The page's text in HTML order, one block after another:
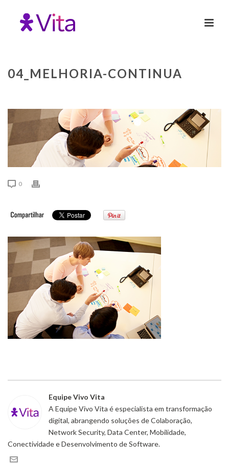
04_MELHORIA-CONTINUA
0
Equipe Vivo Vita
A Equipe Vivo Vita é especialista em transformação
digital, abrangendo soluções de Colaboração,
Network Security, Data Center, Mobilidade,
Conectividade e Desenvolvimento de Software.